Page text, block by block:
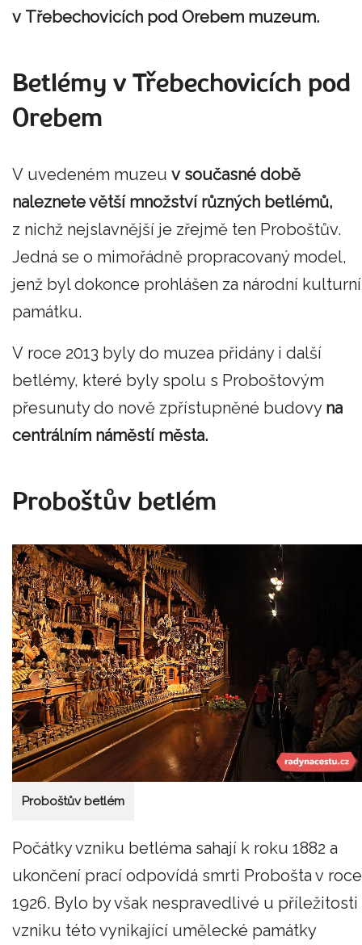
v Třebechovicích pod Orebem muzeum.
Betlémy v Třebechovicích pod
Orebem
V uvedeném muzeu v současné době
naleznete větší množství různých betlémů,
z nichž nejslavnější je zřejmě ten Proboštův.
Jedná se o mimořádně propracovaný model,
jenž byl dokonce prohlášen za národní kulturní
památku.
V roce 2013 byly do muzea přidány i další
betlémy, které byly spolu s Proboštovým
přesunuty do nově zpřístupněné budovy na
centrálním náměstí města.
Proboštův betlém
Proboštův betlém
Počátky vzniku betléma sahají k roku 1882 a
ukončení prací odpovídá smrti Probošta v roce
1926. Bylo by však nespravedlivé u příležitosti
vzniku této vynikající umělecké památky